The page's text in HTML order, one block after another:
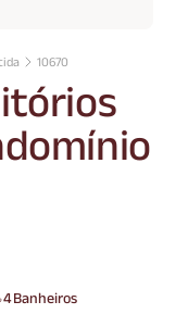
10670
4 Banheiros